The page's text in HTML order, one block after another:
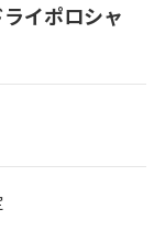
イポロシャ